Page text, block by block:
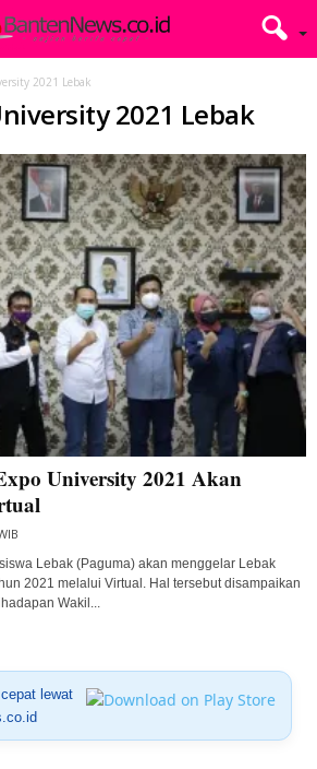
2021 Lebak
2021 Lebak
University 2021 Akan
Lebak (Paguma) akan menggelar Lebak
2021 melalui Virtual. Hal tersebut disampaikan
Wakil...
lewat